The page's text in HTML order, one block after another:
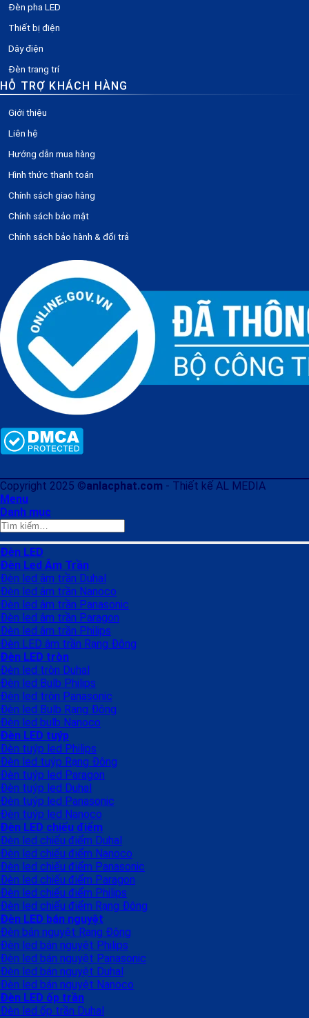
Đèn pha LED
Thiết bị điện
Dây điện
Đèn trang trí
HỖ TRỢ KHÁCH HÀNG
Giới thiệu
Liên hệ
Hướng dẫn mua hàng
Hình thức thanh toán
Chính sách giao hàng
Chính sách bảo mật
Chính sách bảo hành & đổi trả
Copyright 2025 ©anlacphat.com - Thiết kế AL MEDIA
Menu
Danh mục
Tìm
Đèn LED
Đèn Led Âm Trần
Đèn led âm trần Duhal
Đèn led âm trần Nanoco
Đèn led âm trần Panasonic
Đèn led âm trần Paragon
Đèn led âm trần Philips
Đèn LED âm trần Rạng Đông
Đèn LED tròn
Đèn led tròn Duhal
Đèn led Bulb Philips
Đèn led tròn Panasonic
Đèn led Bulb Rạng Đông
Đèn led bulb Nanoco
Đèn LED tuýp
Đèn tuýp led Philips
Đèn led tuýp Rạng Đông
Đèn tuýp led Paragon
Đèn tuýp led Duhal
Đèn tuýp led Panasonic
Đèn tuýp led Nanoco
Đèn LED chiếu điểm
Đèn led chiếu điểm Duhal
Đèn led chiếu điểm Nanoco
Đèn led chiếu điểm Panasonic
Đèn led chiếu điểm Paragon
Đèn led chiếu điểm Philips
Đèn led chiếu điểm Rạng Đông
Đèn LED bán nguyệt
Đèn bán nguyệt Rạng Đông
Đèn led bán nguyệt Philips
Đèn led bán nguyệt Panasonic
Đèn led bán nguyệt Duhal
Đèn led bán nguyệt Nanoco
Đèn LED ốp trần
Đèn led ốp trần Duhal